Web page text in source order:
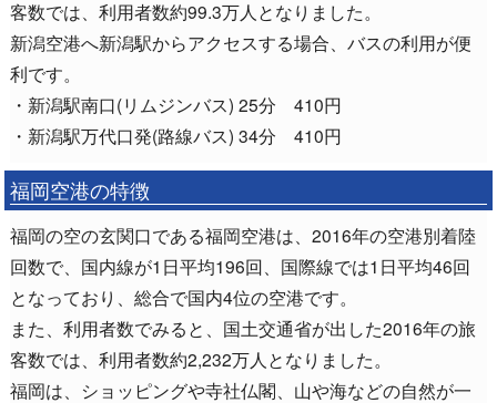
客数では、利用者数約99.3万人となりました。
新潟空港へ新潟駅からアクセスする場合、バスの利用が便
利です。
・新潟駅南口(リムジンバス) 25分 410円
・新潟駅万代口発(路線バス) 34分 410円
福岡空港の特徴
福岡の空の玄関口である福岡空港は、2016年の空港別着陸
回数で、国内線が1日平均196回、国際線では1日平均46回
となっており、総合で国内4位の空港です。
また、利用者数でみると、国土交通省が出した2016年の旅
客数では、利用者数約2,232万人となりました。
福岡は、ショッピングや寺社仏閣、山や海などの自然が一